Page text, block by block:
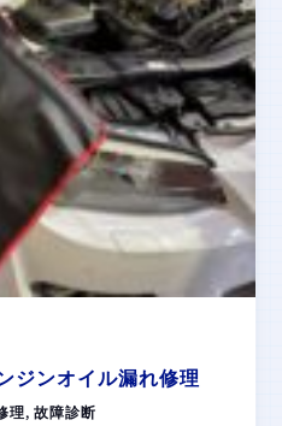
ジンオイル漏れ修理
理,故障診断